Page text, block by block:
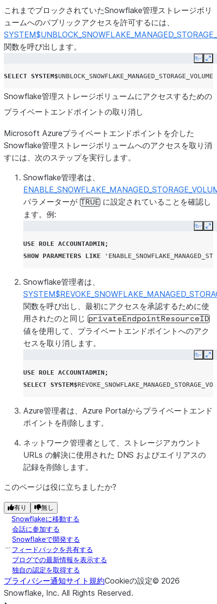
これまでブロックされていたSnowflake管理ストレージボリ
ュームへのパブリックアクセスを許可するには、
関数を呼び出します。
Copy
SELECT SYSTEM$
Snowflake管理ストレージボリュームにアクセスするための
プライベートエンドポイントの取り消し
Microsoft Azureプライベートエンドポイントを介した
Snowflake管理ストレージボリュームへのアクセスを取り消
すには、次のステップを実行します。
Snowflake管理者は、
パラメーターが TRUE に設定されていることを確認し
ます。例:
Copy
USE ROLE ACCOUNTADMIN ;
SHOW PARAMETERS LIKE
Snowflake管理者は、
関数を呼び出し、最初にアクセスを承認するために使
用されたのと同じ privateEndpointResourceID
値を使用して、プライベートエンドポイントへのアク
セスを取り消します。
Copy
USE ROLE ACCOUNTADMIN ;
SELECT SYSTEM$
Azure管理者は、Azure Portalからプライベートエンド
ポイントを削除します。
ネットワーク管理者として、ストレージアカウント
URLs の解決に使用された DNS およびエイリアスの
記録を削除します。
このページは役に立ちましたか?
有り 無し
Snowflakeに移動する
会話に参加する
Snowflakeで開発する
フィードバックを共有する
ブログでの最新情報を表示する
独自の認定を取得する
プライバシー通知サイト規約Cookieの設定© 2026
Snowflake, Inc. All Rights Reserved.